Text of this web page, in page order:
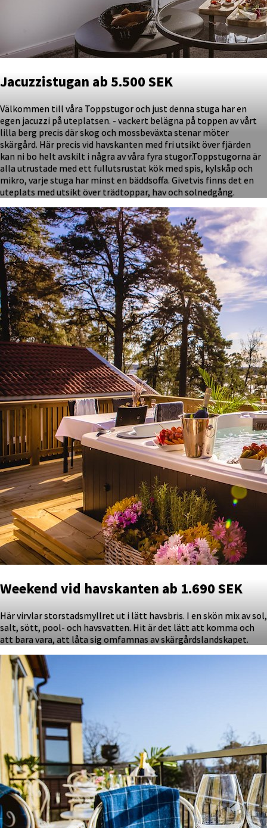
Jacuzzistugan ab 5.500 SEK
Välkommen till våra Toppstugor och just denna stuga har en
egen jacuzzi på uteplatsen. - vackert belägna på toppen av vårt
lilla berg precis där skog och mossbeväxta stenar möter
skärgård. Här precis vid havskanten med fri utsikt över fjärden
kan ni bo helt avskilt i några av våra fyra stugor.Toppstugorna är
alla utrustade med ett fullutsrustat kök med spis, kylskåp och
mikro, varje stuga har minst en bäddsoffa. Givetvis finns det en
uteplats med utsikt över trädtoppar, hav och solnedgång.
Weekend vid havskanten ab 1.690 SEK
Här virvlar storstadsmyllret ut i lätt havsbris. I en skön mix av sol,
salt, sött, pool- och havsvatten. Hit är det lätt att komma och
att bara vara, att låta sig omfamnas av skärgårdslandskapet.